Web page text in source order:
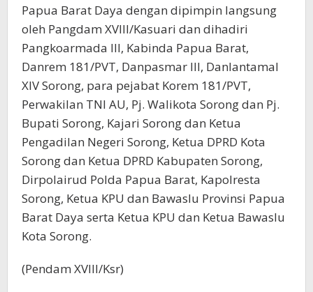
Papua Barat Daya dengan dipimpin langsung
oleh Pangdam XVIII/Kasuari dan dihadiri
Pangkoarmada III, Kabinda Papua Barat,
Danrem 181/PVT, Danpasmar III, Danlantamal
XIV Sorong, para pejabat Korem 181/PVT,
Perwakilan TNI AU, Pj. Walikota Sorong dan Pj.
Bupati Sorong, Kajari Sorong dan Ketua
Pengadilan Negeri Sorong, Ketua DPRD Kota
Sorong dan Ketua DPRD Kabupaten Sorong,
Dirpolairud Polda Papua Barat, Kapolresta
Sorong, Ketua KPU dan Bawaslu Provinsi Papua
Barat Daya serta Ketua KPU dan Ketua Bawaslu
Kota Sorong.
(Pendam XVIII/Ksr)